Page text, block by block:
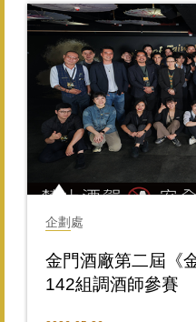
企劃處
金門酒廠第二屆《
142組調酒師參賽